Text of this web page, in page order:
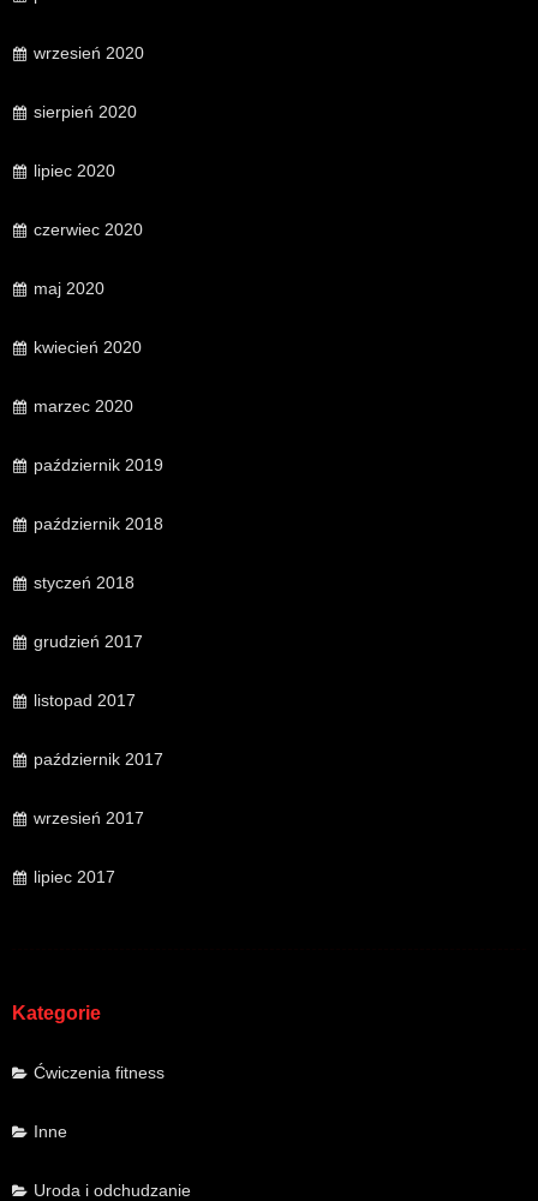
wrzesień 2020
sierpień 2020
lipiec 2020
czerwiec 2020
maj 2020
kwiecień 2020
marzec 2020
październik 2019
październik 2018
styczeń 2018
grudzień 2017
listopad 2017
październik 2017
wrzesień 2017
lipiec 2017
Kategorie
Ćwiczenia fitness
Inne
Uroda i odchudzanie